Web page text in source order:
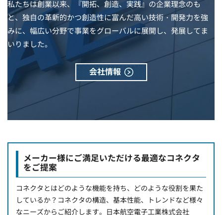
私たちは創業以来、『開拓、創造、実践』の企業理念のも
と、独自の革新的かつ創造性に富んだ高い技術・開発力を強
みに、幅広い分野で事業をグローバルに展開し、発展してま
いりました。
会社情報
メーカー様にご満足いただける最適なコネクタ
をご提案
コネクタとはどのような機能を持ち、どのような役割を果た
しているか？コネクタの構造、基本性能、トレンドなど様々
なニーズからご紹介します。日本航空電子工業株式会社